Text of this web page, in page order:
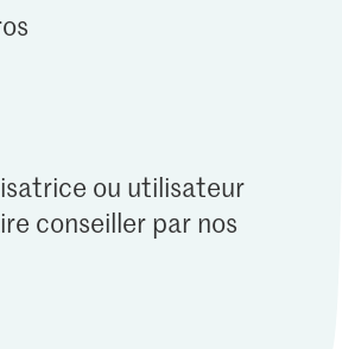
ou utilisateur
conseiller par nos